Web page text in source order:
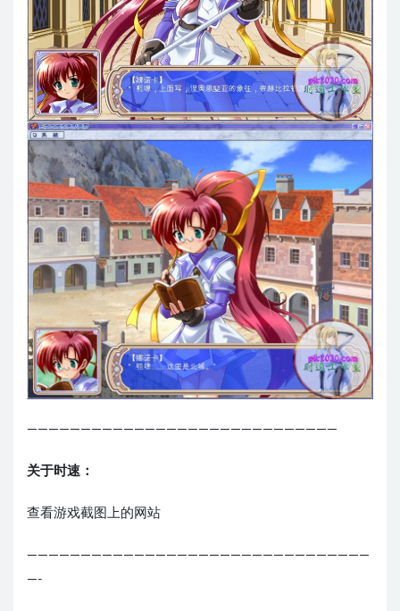
—————————————————————————————
关于时速：
查看游戏截图上的网站
————————————————————————————————
—-